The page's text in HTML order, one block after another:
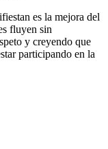
es la mejora del
fluyen sin
y creyendo que
participando en la